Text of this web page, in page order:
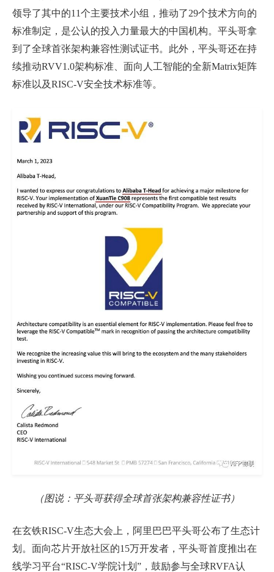
领导了其中的11个主要技术小组，推动了29个技术方向的
标准制定，是公认的投入力量最大的中国机构。平头哥拿
到了全球首张架构兼容性测试证书。此外，平头哥还在持
续推动RVV1.0架构标准、面向人工智能的全新Matrix矩阵
标准以及RISC-V安全技术标准等。
（图说：平头哥获得全球首张架构兼容性证书）
在玄铁RISC-V生态大会上，阿里巴巴平头哥公布了生态计
划。面向芯片开放社区的15万开发者，平头哥首度推出在
线学习平台“RISC-V学院计划”，鼓励参与全球RVFA认